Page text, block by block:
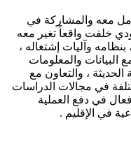
معه والمشاركة في
خلقت واقعاً تغير معه
وآليات إشتغاله ،
البيانات والمعلومات
الحديثة ، والتعاون مع
في مجالات الدراسات
في دفع العملية
في الإقليم .